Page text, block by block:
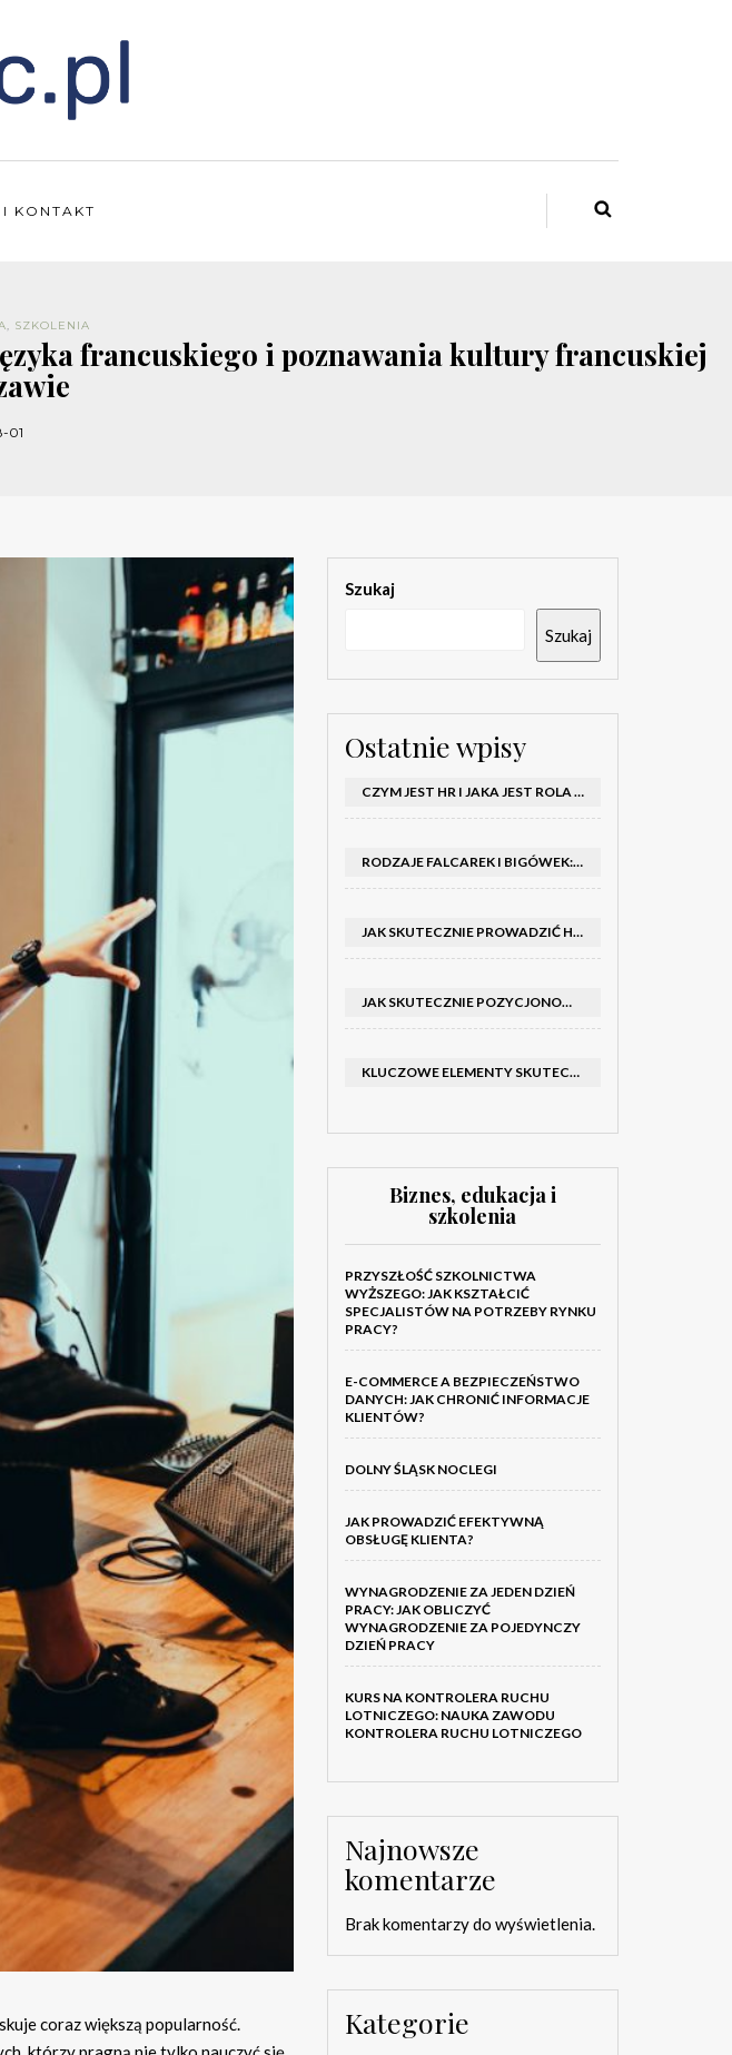
KONTAKT
, SZKOLENIA
francuskiego i poznawania kultury francuskiej
01
coraz większą popularność.
Szukaj
Szukaj
Ostatnie wpisy
CZYM JEST HR I JAKA JEST ROLA DZIAŁU HR W FIRMIE
RODZAJE FALCAREK I BIGÓWEK: JAKIE WYBRAĆ DO PRODUKCJI?
JAK SKUTECZNIE PROWADZIĆ HOSTESSY NA TARGACH: PORADNIK I SZKOLENIA
JAK SKUTECZNIE POZYCJONOWAĆ SKLEP SHOPER: KLUCZOWE KROKI I STRATEGIE
KLUCZOWE ELEMENTY SKUTECZNEGO KATALOGU FIRMOWEGO I BROSZURY
Biznes, edukacja i
szkolenia
PRZYSZŁOŚĆ SZKOLNICTWA
WYŻSZEGO: JAK KSZTAŁCIĆ
SPECJALISTÓW NA POTRZEBY RYNKU
PRACY?
E-COMMERCE A BEZPIECZEŃSTWO
DANYCH: JAK CHRONIĆ INFORMACJE
KLIENTÓW?
DOLNY ŚLĄSK NOCLEGI
JAK PROWADZIĆ EFEKTYWNĄ
OBSŁUGĘ KLIENTA?
WYNAGRODZENIE ZA JEDEN DZIEŃ
PRACY: JAK OBLICZYĆ
WYNAGRODZENIE ZA POJEDYNCZY
DZIEŃ PRACY
KURS NA KONTROLERA RUCHU
LOTNICZEGO: NAUKA ZAWODU
KONTROLERA RUCHU LOTNICZEGO
Najnowsze
komentarze
Brak komentarzy do wyświetlenia.
Kategorie